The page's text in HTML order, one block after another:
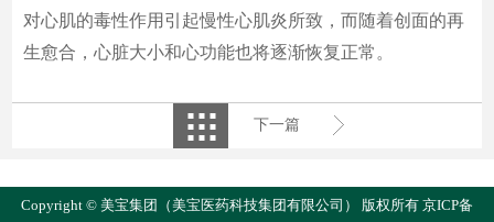
对心肌的毒性作用引起慢性心肌炎所致，而随着创面的再
生愈合，心脏大小和心功能也将逐渐恢复正常。
下一篇
Copyright © 美宝集团（美宝医药科技集团有限公司） 版权所有 京ICP备